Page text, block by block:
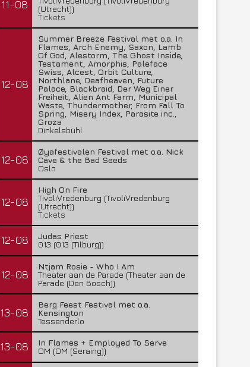
11-08
(Utrecht))
Tickets
12-08
Summer Breeze Festival met o.a. In
Flames, Arch Enemy, Saxon, Lamb
Of God, Alestorm, The Ghost Inside,
Testament, Amorphis, Paleface
Swiss, Alcest, Orbit Culture,
Northlane, Deafheaven, Future
Palace, Blackbraid, Der Weg Einer
Freiheit, Alien Ant Farm, Municipal
Waste, Thundermother, From Fall To
Spring, Misery Index, Parasite inc.,
Groza
Dinkelsbühl
12-08
Øyafestivalen Festival met o.a. Nick
Cave & the Bad Seeds
Oslo
12-08
High On Fire
TivoliVredenburg (TivoliVredenburg
(Utrecht))
Tickets
12-08
Judas Priest
013 (013 (Tilburg))
12-08
Ntjam Rosie - Who I Am
Theater aan de Parade (Theater aan de
Parade (Den Bosch))
13-08
Berg Feest Festival met o.a.
Kensington
Tessenderlo
13-08
In Flames + Employed To Serve
OM (OM (Seraing))